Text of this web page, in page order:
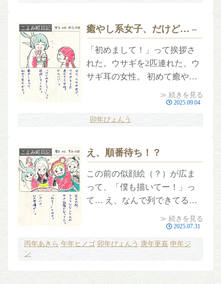
こよみ町日記 癒やし系女子、だけど… –
「初めまして！」って挨拶さ
れた。ウサギを2匹連れた、ウ
サギ耳の女性。 初めて癒やさ
れたかも！後ろになんか変な
のついてるけど、 普通の人…
だといいなあ。風の間？に住
≫ 続きを見る
2025.09.04
卯年ぴょんう
こよみ町日記 え、順番待ち！？
この前の似顔絵（？）が広ま
って、「僕も描いてー！」っ
て… え、なんで列できてる
の？カラフルな人たちがワイ
ワイ集まってきたけど、ちょ
っと待って、心の準備が…。
≫ 続きを見る
2025.07.31
丙年あきら 午年ヒノゴ 卯年ぴょんう 庚年更嘉 申年ジ
ン